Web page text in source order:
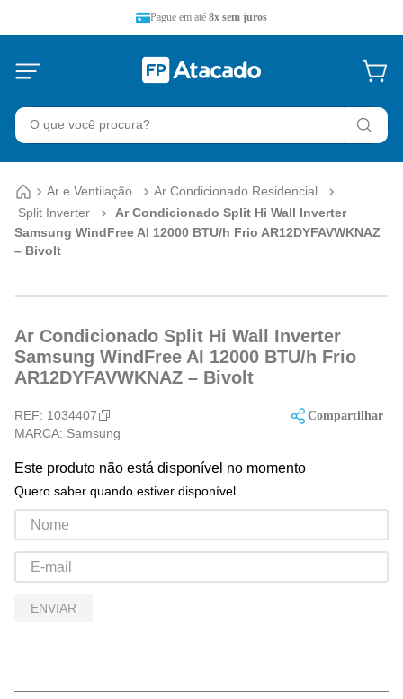
Pague em até 8x sem juros
O que você procura?
Ar e Ventilação
Ar Condicionado Residencial
Split Inverter
Ar Condicionado Split Hi Wall Inverter
Samsung WindFree AI 12000 BTU/h Frio AR12DYFAVWKNAZ
– Bivolt
Ar Condicionado Split Hi Wall Inverter
Samsung WindFree AI 12000 BTU/h Frio
AR12DYFAVWKNAZ – Bivolt
REF: 1034407
MARCA: Samsung
Compartilhar
Este produto não está disponível no momento
Quero saber quando estiver disponível
ENVIAR